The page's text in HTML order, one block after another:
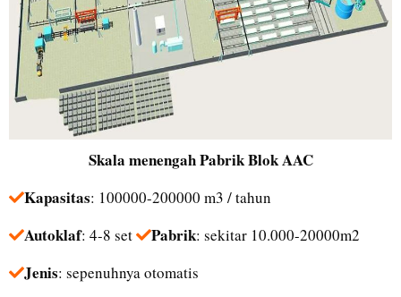
Skala menengahPabrik Blok AAC
Kapasitas: 100000-200000 m3 / tahun
Autoklaf: 4-8 set Pabrik: sekitar 10.000-20000m2
Jenis: sepenuhnya otomatis